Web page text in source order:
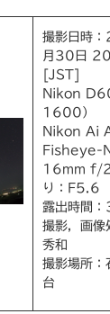
撮影日時
月30日
[JST]
Nikon
1600）
Nikon Ai
Fisheye-
16mm f/
り：F5.6
露出時間
撮影，画像
秀和
撮影場所：
台